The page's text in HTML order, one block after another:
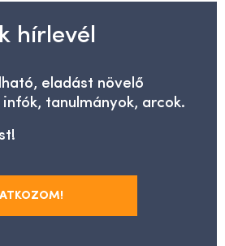
hírlevél
eladást növelő
tanulmányok, arcok.